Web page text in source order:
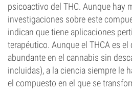
psicoactivo del THC. Aunque hay
investigaciones sobre este
indican que tiene aplicaciones
terapéutico. Aunque el THCA es
abundante en el cannabis sin
incluidas), a la ciencia siempre le
el compuesto en el que se